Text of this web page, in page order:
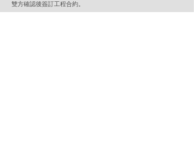
雙方確認後簽訂工程合約。